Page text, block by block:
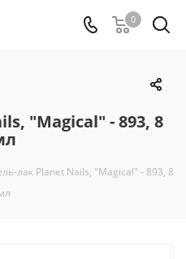
0
"Magical" - 893, 8
лак Planet Nails, "Magical" - 893, 8